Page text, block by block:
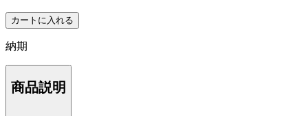
カートに入れる
納期
商品説明